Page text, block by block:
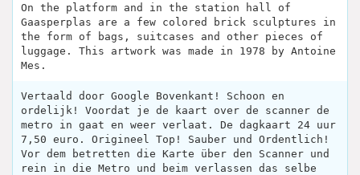
On the platform and in the station hall of
Gaasperplas are a few colored brick sculptures in
the form of bags, suitcases and other pieces of
luggage. This artwork was made in 1978 by Antoine
Mes.
Vertaald door Google Bovenkant! Schoon en
ordelijk! Voordat je de kaart over de scanner de
metro in gaat en weer verlaat. De dagkaart 24 uur
7,50 euro. Origineel Top! Sauber und Ordentlich!
Vor dem betretten die Karte über den Scanner und
rein in die Metro und beim verlassen das selbe